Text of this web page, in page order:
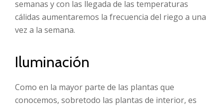
semanas y con las llegada de las temperaturas
cálidas aumentaremos la frecuencia del riego a una
vez a la semana.
Iluminación
Como en la mayor parte de las plantas que
conocemos, sobretodo las plantas de interior, es